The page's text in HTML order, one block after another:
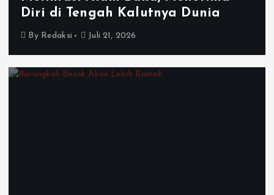
Diri di Tengah Kalutnya Dunia
By Redaksi Juli 21, 2026